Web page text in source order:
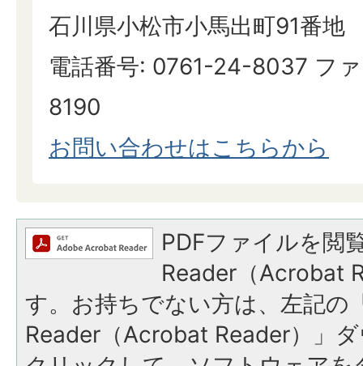
石川県小松市小馬出町91番地
電話番号: 0761-24-8037 フ
8190
お問い合わせはこちらから
PDFファイルを閲
Reader（Acrobat
す。お持ちでない方は、左記の
Reader（Acrobat Reader）」